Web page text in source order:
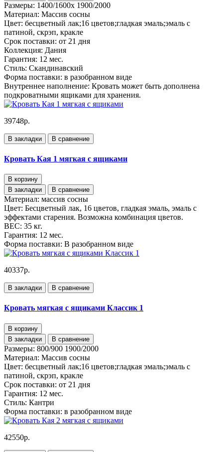
Размеры: 1400/1600х 1900/2000
Материал: Массив сосны
Цвет: бесцветный лак;16 цветов;гладкая эмаль;эмаль с
патиной, скрэп, кракле
Срок поставки: от 21 дня
Коллекция: Дания
Гарантия: 12 мес.
Стиль: Скандинавский
Форма поставки: в разобранном виде
Внутреннее наполнение: Кровать может быть дополнена
подкроватными ящиками для хранения.
39748р.
В закладки В сравнение
Кровать Кая 1 мягкая с ящиками
В корзину
В закладки
В сравнение
Материал: массив сосны
Цвет: Бесцветный лак, 16 цветов, гладкая эмаль, эмаль с
эффектами старения. Возможна комбинация цветов.
ВЕС: 35 кг.
Гарантия: 12 мес.
Форма поставки: В разобранном виде
40337р.
В закладки В сравнение
Кровать мягкая с ящиками Классик 1
В корзину
В закладки
В сравнение
Размеры: 800/900 1900/2000
Материал: Массив сосны
Цвет: бесцветный лак;16 цветов;гладкая эмаль;эмаль с
патиной, скрэп, кракле
Срок поставки: от 21 дня
Гарантия: 12 мес.
Стиль: Кантри
Форма поставки: в разобранном виде
42550р.